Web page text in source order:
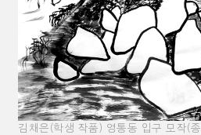
김채은(학생 작품) 영통동 입구 모작(